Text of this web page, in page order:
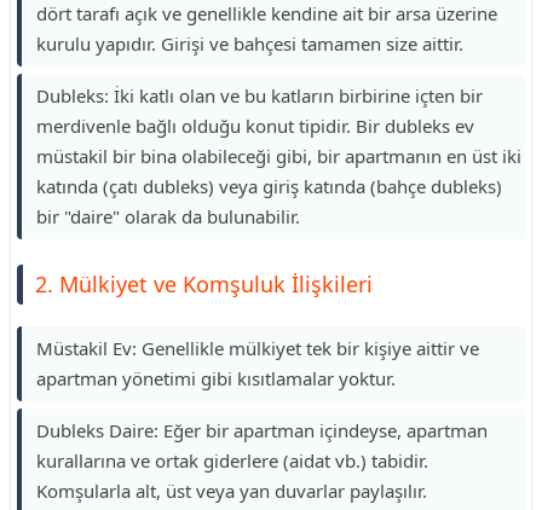
dört tarafı açık ve genellikle kendine ait bir arsa üzerine
kurulu yapıdır. Girişi ve bahçesi tamamen size aittir.
Dubleks: İki katlı olan ve bu katların birbirine içten bir
merdivenle bağlı olduğu konut tipidir. Bir dubleks ev
müstakil bir bina olabileceği gibi, bir apartmanın en üst iki
katında (çatı dubleks) veya giriş katında (bahçe dubleks)
bir "daire" olarak da bulunabilir.
2. Mülkiyet ve Komşuluk İlişkileri
Müstakil Ev: Genellikle mülkiyet tek bir kişiye aittir ve
apartman yönetimi gibi kısıtlamalar yoktur.
Dubleks Daire: Eğer bir apartman içindeyse, apartman
kurallarına ve ortak giderlere (aidat vb.) tabidir.
Komşularla alt, üst veya yan duvarlar paylaşılır.